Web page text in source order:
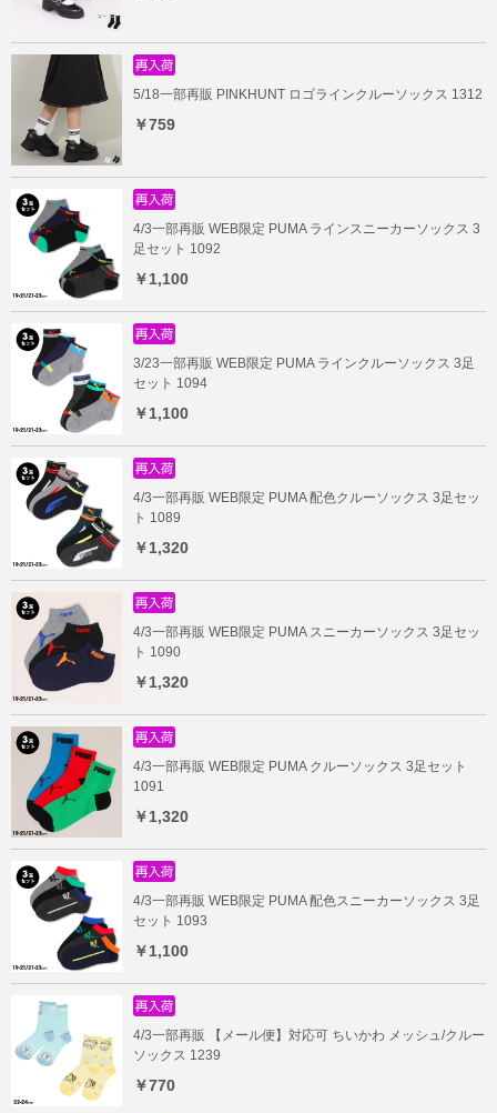
5/18一部再販 PINKHUNT ロゴラインクルーソックス 1312
￥759
4/3一部再販 WEB限定 PUMA ラインスニーカーソックス 3
足セット 1092
￥1,100
3/23一部再販 WEB限定 PUMA ラインクルーソックス 3足
セット 1094
￥1,100
4/3一部再販 WEB限定 PUMA 配色クルーソックス 3足セッ
ト 1089
￥1,320
4/3一部再販 WEB限定 PUMA スニーカーソックス 3足セッ
ト 1090
￥1,320
4/3一部再販 WEB限定 PUMA クルーソックス 3足セット
1091
￥1,320
4/3一部再販 WEB限定 PUMA 配色スニーカーソックス 3足
セット 1093
￥1,100
4/3一部再販 【メール便】対応可 ちいかわ メッシュ/クルー
ソックス 1239
￥770